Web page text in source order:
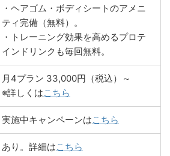
・ヘアゴム・ボディシートのアメニ
ティ完備（無料）。
・トレーニング効果を高めるプロテ
インドリンクも毎回無料。
月4プラン 33,000円（税込）～
※詳しくはこちら
実施中キャンペーンはこちら
あり。詳細はこちら